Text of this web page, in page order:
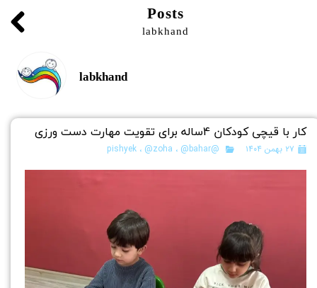
Posts
labkhand
labkhand
کار با قیچی کودکان 4ساله برای تقویت مهارت دست ورزی
۲۷ بهمن ۱۴۰۴ @pishyek ، @zoha ، @bahar